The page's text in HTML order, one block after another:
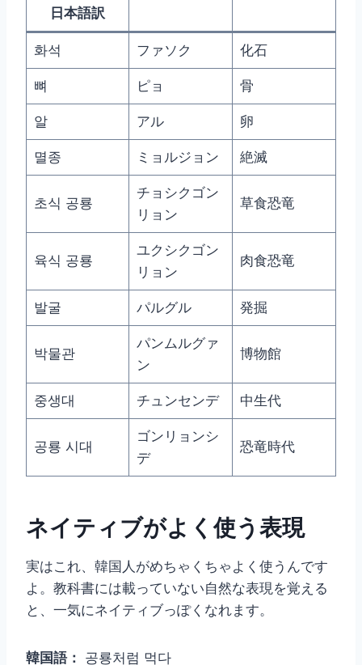
日本語訳
화석 ファソク 化石
뼈 ピョ 骨
알 アル 卵
멸종 ミョルジョン 絶滅
초식 공룡
チョシクゴン
リョン
草食恐竜
육식 공룡
ユクシクゴン
リョン
肉食恐竜
발굴 パルグル 発掘
박물관
パンムルグァ
ン
博物館
중생대 チュンセンデ 中生代
공룡 시대
ゴンリョンシ
デ
恐竜時代
ネイティブがよく使う表現
実はこれ、韓国人がめちゃくちゃよく使うんです
よ。教科書には載っていない自然な表現を覚える
と、一気にネイティブっぽくなれます。
韓国語： 공룡처럼 먹다